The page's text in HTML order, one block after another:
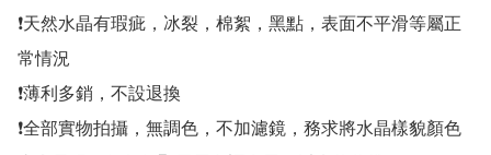
❗天然水晶有瑕疵，冰裂，棉絮，黑點，表面不平滑等屬正
常情況
❗薄利多銷，不設退換
❗全部實物拍攝，無調色，不加濾鏡，務求將水晶樣貌顏色